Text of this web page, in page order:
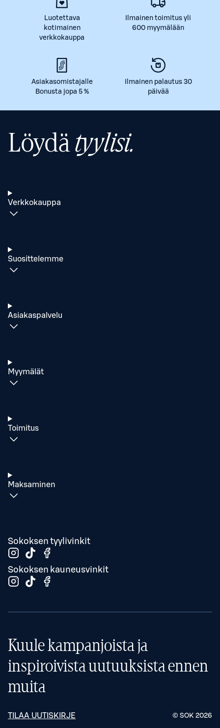
Luotettava
kotimainen
verkkokauppa
Ilmainen toimitus yli
600 myymälään
Asiakasomistajalle
Bonusta jopa 5 %
Ilmainen palautus 30
päivää
Löydätyylisi.
Verkkokauppa
Suosittelemme
Asiakaspalvelu
Myymälät
Toimitus
Maksaminen
Sokoksen tyylivinkit
Sokoksen kauneusvinkit
Kuule kampanjoista ja
inspiroivista uutuuksista ennen
muita
TILAA UUTISKIRJE © SOK 2026